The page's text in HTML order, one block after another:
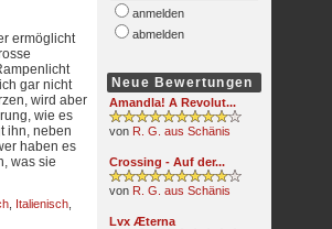
ermöglicht
gar nicht
wird aber
wie es
ihn, neben
haben es
was sie
Italienisch
anmelden
abmelden
Neue Bewertungen
Amandla! A Revolut...
von R. G. aus Schänis
Crossing - Auf der...
von R. G. aus Schänis
Lvx Æterna